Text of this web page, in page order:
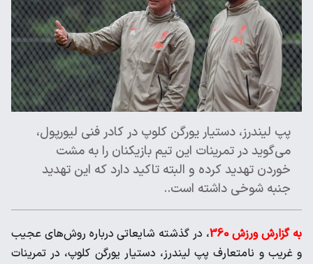
پپ لیندرز، دستیار یورگن کلوپ در کادر فنی لیورپول،
می‌گوید در تمرینات این تیم ‌بازیکنان را به مشت
خوردن تهدید کرده و البته تاکید دارد که این تهدید
جنبه شوخی ‌داشته است..
به گزارش ورزش 360
، در گذشته شایعاتی درباره روش‌های عجیب
و غریب و نامتعارف ‌پپ لیندرز، دستیار یورگن کلوپ، در تمرینات